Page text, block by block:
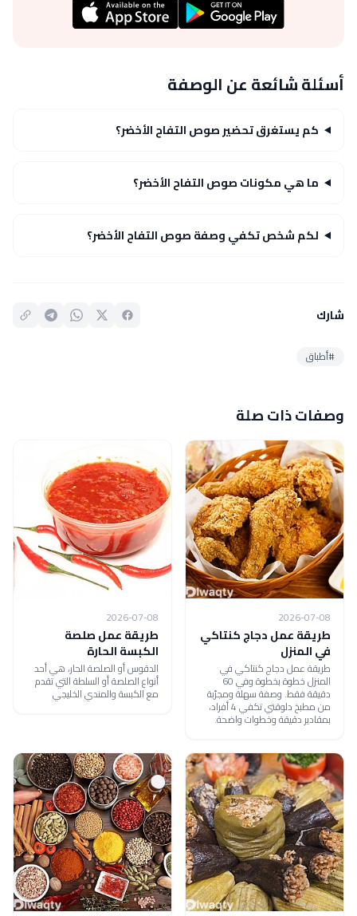
أسئلة شائعة عن الوصفة
كم يستغرق تحضير صوص التفاح الأخضر؟
ما هي مكونات صوص التفاح الأخضر؟
لكم شخص تكفي وصفة صوص التفاح الأخضر؟
شارك
#أطباق
وصفات ذات صلة
2026-07-08
طريقة عمل دجاج كنتاكي
في المنزل
طريقة عمل دجاج كنتاكي في
المنزل خطوة بخطوة وفي 60
دقيقة فقط. وصفة سهلة ومجرّبة
من مطبخ دلوقتي تكفي 4 أفراد،
بمقادير دقيقة وخطوات واضحة.
2026-07-08
طريقة عمل صلصة
الكبسة الحارة
الدقوس أو الصلصة الحار، هي أحد
أنواع الصلصة أو السلطة التي تقدم
مع الكبسة والمندي الخليجي